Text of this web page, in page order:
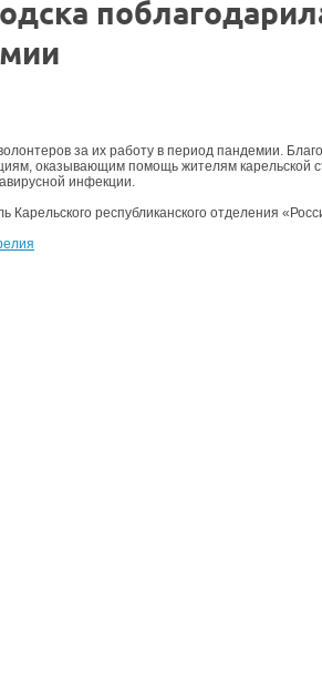
за их работу в период пандемии.
оказывающим помощь жителям карельской
инфекции.
Карельского республиканского отделения